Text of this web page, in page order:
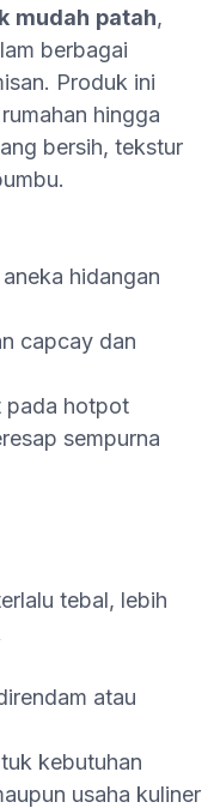
mudah patah,
berbagai
Produk ini
hingga
bersih, tekstur
hidangan
capcay dan
pada hotpot
sempurna
tebal, lebih
atau
kebutuhan
usaha kuliner